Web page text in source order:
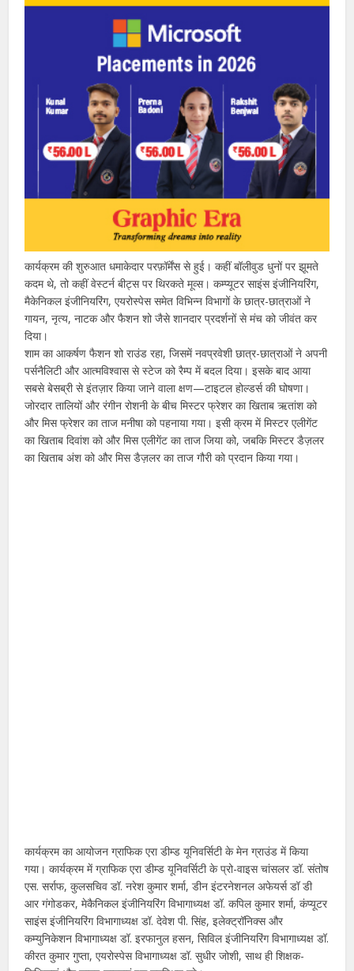
कार्यक्रम की शुरुआत धमाकेदार परफ़ॉर्मेंस से हुई। कहीं बॉलीवुड धुनों पर झूमते
कदम थे, तो कहीं वेस्टर्न बीट्स पर थिरकते मूव्स। कम्प्यूटर साइंस इंजीनियरिंग,
मैकेनिकल इंजीनियरिंग, एयरोस्पेस समेत विभिन्न विभागों के छात्र-छात्राओं ने
गायन, नृत्य, नाटक और फैशन शो जैसे शानदार प्रदर्शनों से मंच को जीवंत कर
दिया।
शाम का आकर्षण फैशन शो राउंड रहा, जिसमें नवप्रवेशी छात्र-छात्राओं ने अपनी
पर्सनैलिटी और आत्मविश्वास से स्टेज को रैम्प में बदल दिया। इसके बाद आया
सबसे बेसब्री से इंतज़ार किया जाने वाला क्षण—टाइटल होल्डर्स की घोषणा।
जोरदार तालियों और रंगीन रोशनी के बीच मिस्टर फ्रेशर का खिताब ऋतांश को
और मिस फ्रेशर का ताज मनीषा को पहनाया गया। इसी क्रम में मिस्टर एलीगेंट
का खिताब दिवांश को और मिस एलीगेंट का ताज जिया को, जबकि मिस्टर डैज़लर
का खिताब अंश को और मिस डैज़लर का ताज गौरी को प्रदान किया गया।
कार्यक्रम का आयोजन ग्राफिक एरा डीम्ड यूनिवर्सिटी के मेन ग्राउंड में किया
गया। कार्यक्रम में ग्राफिक एरा डीम्ड यूनिवर्सिटी के प्रो-वाइस चांसलर डॉ. संतोष
एस. सर्राफ, कुलसचिव डॉ. नरेश कुमार शर्मा, डीन इंटरनेशनल अफेयर्स डॉ डी
आर गंगोडकर, मेकैनिकल इंजीनियरिंग विभागाध्यक्ष डॉ. कपिल कुमार शर्मा, कंप्यूटर
साइंस इंजीनियरिंग विभागाध्यक्ष डॉ. देवेश पी. सिंह, इलेक्ट्रॉनिक्स और
कम्युनिकेशन विभागाध्यक्ष डॉ. इरफानुल हसन, सिविल इंजीनियरिंग विभागाध्यक्ष डॉ.
कीरत कुमार गुप्ता, एयरोस्पेस विभागाध्यक्ष डॉ. सुधीर जोशी, साथ ही शिक्षक-